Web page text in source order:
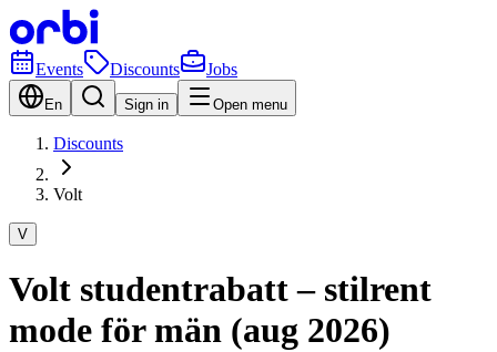
Events Discounts Jobs
En Sign in Open menu
Discounts
Volt
V
Volt studentrabatt – stilrent
mode för män (aug 2026)